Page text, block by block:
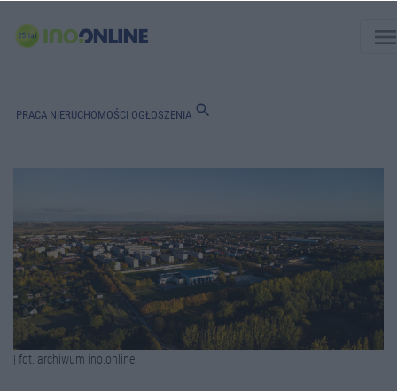
PRACA NIERUCHOMOŚCI OGŁOSZENIA search
| fot. archiwum ino.online